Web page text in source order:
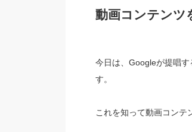
動画コンテンツ
今日は、Googleが提唱
す。
これを知って動画コンテ